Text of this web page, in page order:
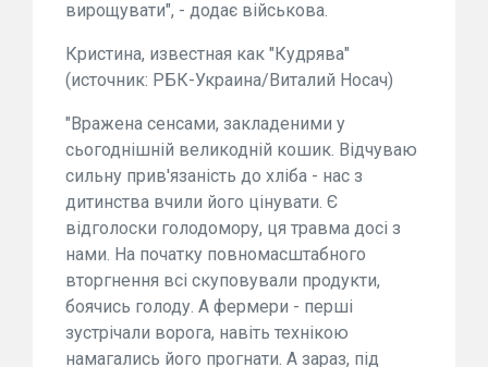
вирощувати", - додає військова.
Кристина, известная как "Кудрява"
(источник: РБК-Украина/Виталий Носач)
"Вражена сенсами, закладеними у
сьогоднішній великодній кошик. Відчуваю
сильну прив'язаність до хліба - нас з
дитинства вчили його цінувати. Є
відголоски голодомору, ця травма досі з
нами. На початку повномасштабного
вторгнення всі скуповували продукти,
боячись голоду. А фермери - перші
зустрічали ворога, навіть технікою
намагались його прогнати. А зараз, під